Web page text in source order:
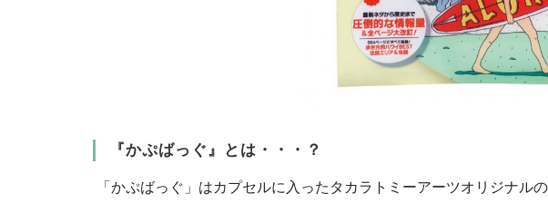
『かぷばっぐ』とは・・・？
「かぷばっぐ」はカプセルに入ったタカラトミーアーツオリジナル